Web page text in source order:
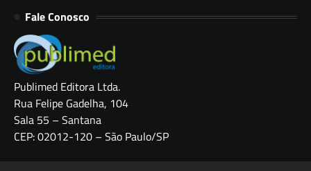
Fale Conosco
Publimed Editora Ltda.
Rua Felipe Gadelha, 104
Sala 55 – Santana
CEP: 02012-120 – São Paulo/SP